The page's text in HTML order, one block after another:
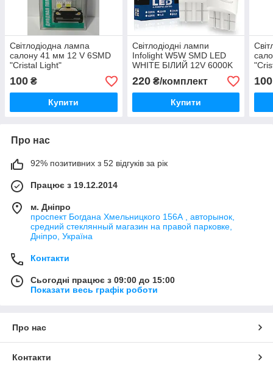
Світлодіодна лампа
салону 41 мм 12 V 6SMD
"Cristal Light"
100 ₴
Купити
Світлодіодні лампи
Infolight W5W SMD LED
WHITE БІЛИЙ 12V 6000K
250Lm 2 ШТУКИ
220₴/комплект
Купити
100
Про нас
92% позитивних з 52 відгуків за рік
Працює з 19.12.2014
м. Дніпро
проспект Богдана Хмельницкого 156А , авторынок,
средний стеклянный магазин на правой парковке,
Дніпро, Україна
Контакти
Сьогодні працює з 09:00 до 15:00
Показати весь графік роботи
Про нас
Контакти